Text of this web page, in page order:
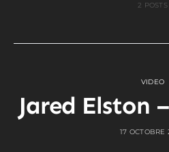
2 POSTS
VIDEO
Jared Elston
17 OCTOBRE